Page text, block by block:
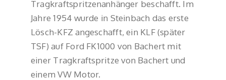
Tragkraftspritzenanhänger beschafft. Im
Jahre 1954 wurde in Steinbach das erste
Lösch-KFZ angeschafft, ein KLF (später
TSF) auf Ford FK1000 von Bachert mit
einer Tragkraftspritze von Bachert und
einem VW Motor.